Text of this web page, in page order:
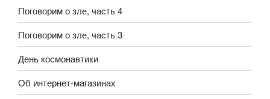
Поговорим о зле, часть 4
Поговорим о зле, часть 3
День космонавтики
Об интернет-магазинах